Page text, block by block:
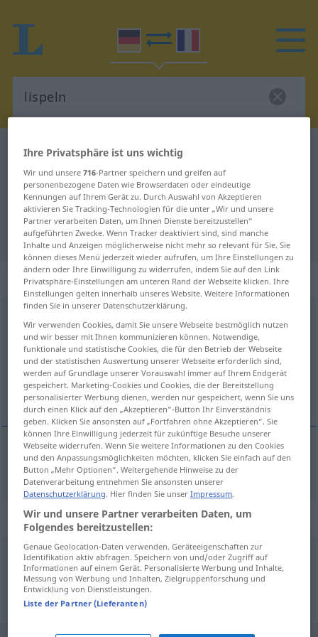
Deutsch-Französisch Wörterbuch
Deutsch-Französisch Übersetzung
für "lispeln"
"lispeln" Französisch Übersetzung
„lispeln“: intransitives Verb
Übersicht aller Übersetzungen
(Für mehr Details die Übersetzung anklicken/antippen)
zézayer
zézayer lispeln
Synonyme für "lispeln"
zuzeln (österr.),(mit der Zunge) anstoßen
© OpenThesaurus.de
Ihre Privatsphäre ist uns wichtig
Wir und unsere716-Partner speichern und greifen auf
personenbezogene Daten wie Browserdaten oder eindeutige
Kennungen auf Ihrem Gerät zu. Durch Auswahl von Akzeptieren
aktivieren Sie Tracking-Technologien für die unter „Wir und unsere
Partner verarbeiten Daten, um Ihnen Dienste bereitzustellen“
aufgeführten Zwecke. Wenn Tracker deaktiviert sind, sind manche
Inhalte und Anzeigen möglicherweise nicht mehr so relevant für Sie. Sie
können dieses Menü jederzeit wieder aufrufen, um Ihre Einstellungen zu
ändern oder Ihre Einwilligung zu widerrufen, indem Sie auf den Link
Privatsphäre-Einstellungen am unteren Rand der Webseite klicken. Ihre
Einstellungen gelten innerhalb unseres Website. Weitere Informationen
finden Sie in unserer Datenschutzerklärung.
Wir verwenden Cookies, damit Sie unsere Webseite bestmöglich nutzen
und wir besser mit Ihnen kommunizieren können. Notwendige,
funktionale und statistische Cookies, die für den Betrieb der Webseite
und der statistischen Auswertung unserer Webseite erforderlich sind,
werden auf Grundlage unserer Vorauswahl immer auf Ihrem Endgerät
gespeichert. Marketing-Cookies und Cookies, die der Bereitstellung
personalisierter Werbung dienen, werden nur gespeichert, wenn Sie uns
durch einen Klick auf den „Akzeptieren“-Button Ihr Einverständnis
geben. Klicken Sie ansonsten auf „Fortfahren ohne Akzeptieren“. Sie
können Ihre Einwilligung jederzeit für zukünftige Besuche unserer
Webseite widerrufen. Wenn Sie weitere Informationen zu den Cookies
und den Anpassungsmöglichkeiten möchten, klicken Sie einfach auf den
Button „Mehr Optionen“. Weitergehende Hinweise zu der
Datenverarbeitung entnehmen Sie ansonsten unserer
Datenschutzerklärung. Hier finden Sie unserImpressum.
Wir und unsere Partner verarbeiten Daten, um
Folgendes bereitzustellen:
Genaue Geolocation-Daten verwenden. Geräteeigenschaften zur
Identifikation aktiv abfragen. Speichern von und/oder Zugriff auf
Informationen auf einem Gerät. Personalisierte Werbung und Inhalte,
Messung von Werbung und Inhalten, Zielgruppenforschung und
Entwicklung von Dienstleistungen.
Liste der Partner (Lieferanten)